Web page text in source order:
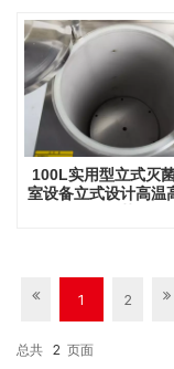
100L实用型立式灭
室设备立式设计高温
1 2
总共 2 页面